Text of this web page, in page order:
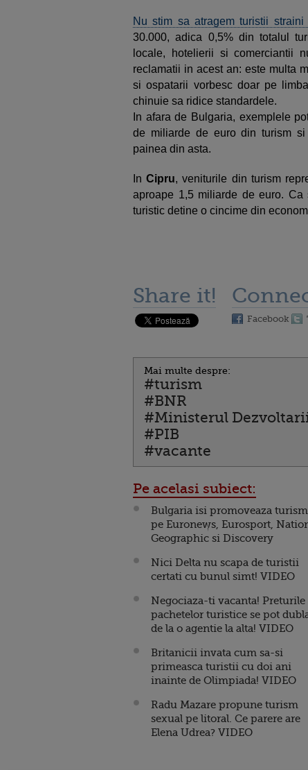
Nu stim sa atragem turistii straini
30.000, adica 0,5% din totalul
locale, hotelierii si comerciantii
reclamatii in acest an: este multa
si ospatarii vorbesc doar pe
chinuie sa ridice standardele.
In afara de Bulgaria, exemplele
de miliarde de euro din turism
painea din asta.
InCipru, veniturile din turism
aproape 1,5 miliarde de euro.
turistic detine o cincime din
Share it!
Facebook
Mai multe despre:
#turism
#BNR
#Ministerul
#PIB
#vacante
Pe acelasi subiect:
Bulgaria isi promoveaza
pe Euronews, Eurosport,
Geographic si Discovery
Nici Delta nu scapa de turistii
certati cu bunul simt! VIDEO
Negociaza-ti vacanta! Preturile
pachetelor turistice se pot
de la o agentie la alta! VIDEO
Britanicii invata cum sa-si
primeasca turistii cu doi ani
inainte de Olimpiada! VIDEO
Radu Mazare propune turism
sexual pe litoral. Ce parere are
Elena Udrea? VIDEO